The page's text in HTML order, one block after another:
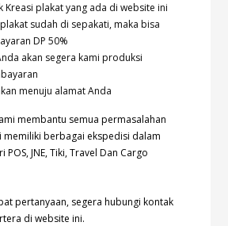
Kreasi plakat yang ada di website ini
sudah di sepakati, maka bisa
DP 50%
akan segera kami produksi
menuju alamat Anda
membantu semua permasalahan
memiliki berbagai ekspedisi dalam
JNE, Tiki, Travel Dan Cargo
pertanyaan, segera hubungi kontak
di website ini.